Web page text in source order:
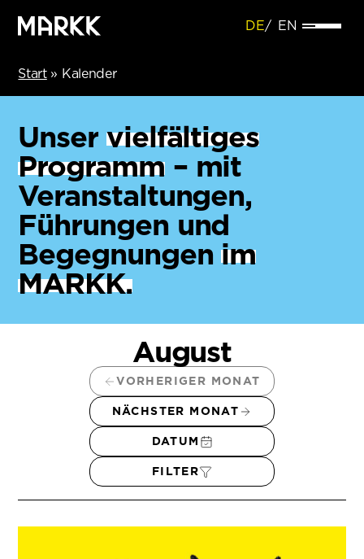
DE EN
Start» Kalender
Unser vielfältiges
Programm– mit
Veranstaltungen,
Führungen und
Begegnungenim
MARKK.
August
VORHERIGER MONAT
NÄCHSTER MONAT
DATUM
FILTER